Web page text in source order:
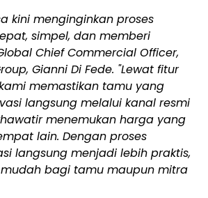
kini menginginkan proses
simpel, dan memberi
Chief Commercial Officer,
Gianni Di Fede. "Lewat fitur
memastikan tamu yang
langsung melalui kanal resmi
menemukan harga yang
lain. Dengan proses
langsung menjadi lebih praktis,
bagi tamu maupun mitra